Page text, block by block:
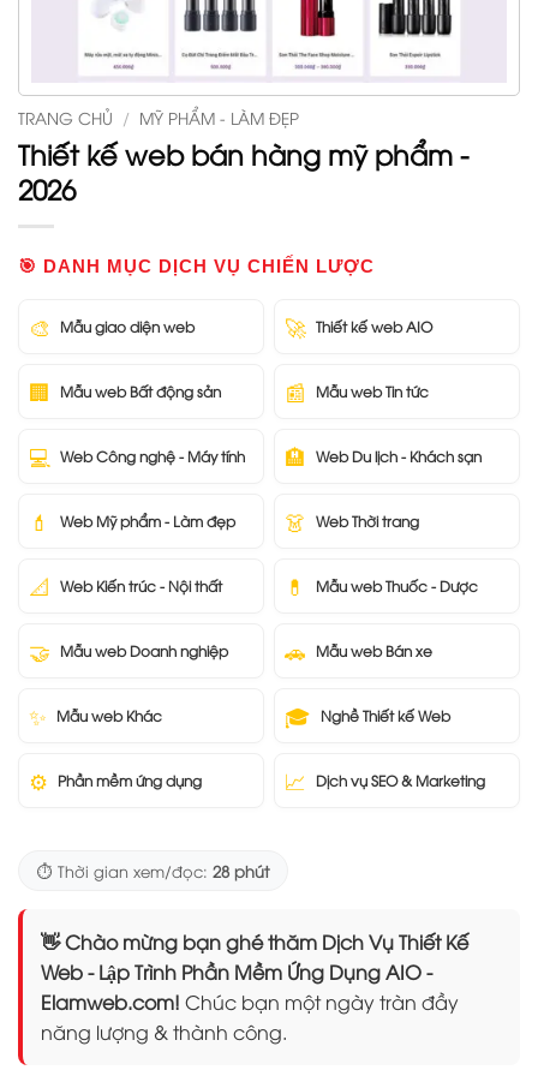
TRANG CHỦ / MỸ PHẨM - LÀM ĐẸP
Thiết kế web bán hàng mỹ phẩm -
2026
🎯 DANH MỤC DỊCH VỤ CHIẾN LƯỢC
🎨 Mẫu giao diện web 🚀 Thiết kế web AIO
🏢 Mẫu web Bất động sản 📰 Mẫu web Tin tức
💻 Web Công nghệ - Máy tính 🏨 Web Du lịch - Khách sạn
💄 Web Mỹ phẩm - Làm đẹp 👗 Web Thời trang
📐 Web Kiến trúc - Nội thất 💊 Mẫu web Thuốc - Dược
🤝 Mẫu web Doanh nghiệp 🚗 Mẫu web Bán xe
✨ Mẫu web Khác 🎓 Nghề Thiết kế Web
⚙️ Phần mềm ứng dụng 📈 Dịch vụ SEO & Marketing
⏱️ Thời gian xem/đọc: 28 phút
👋 Chào mừng bạn ghé thăm Dịch Vụ Thiết Kế
Web - Lập Trình Phần Mềm Ứng Dụng AIO -
Elamweb.com! Chúc bạn một ngày tràn đầy
năng lượng & thành công.